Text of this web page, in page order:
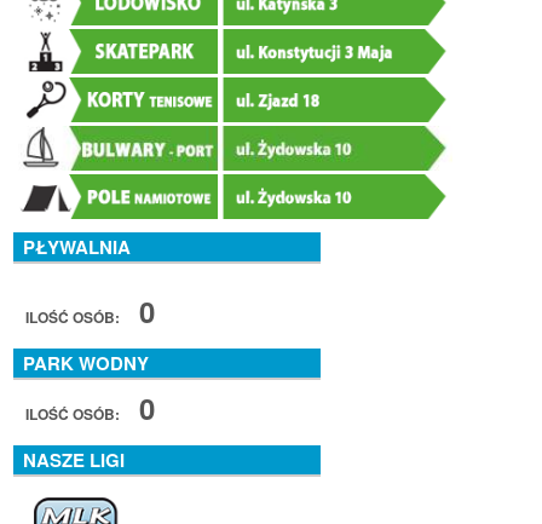
PŁYWALNIA
ILOŚĆ OSÓB: 0
PARK WODNY
ILOŚĆ OSÓB: 0
NASZE LIGI